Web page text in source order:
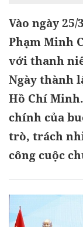
Vào ngày
Phạm Minh
với thanh
Ngày thành
Hồ Chí
chính của
trò, trách
công cuộc